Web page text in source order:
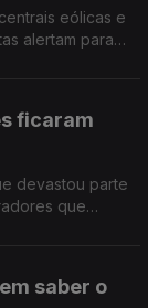
eólicas e
alertam para
ficaram
devastou parte
que
saber o